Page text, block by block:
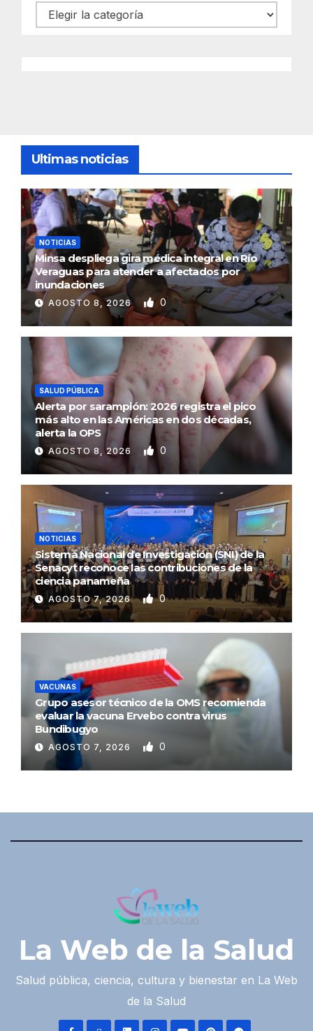
Categorías
Ultimas noticias
NOTICIAS
Minsa despliega gira médica integral en Río
Veraguas para atender a afectados por
inundaciones
AGOSTO 8, 2026 0
SALUD PÚBLICA
Alerta por sarampión: 2026 registra el pico
más alto en las Américas en dos décadas,
alerta la OPS
AGOSTO 8, 2026 0
NOTICIAS
Sistema Nacional de Investigación (SNI) de la
Senacyt reconoce las contribuciones de la
ciencia panameña
AGOSTO 7, 2026 0
VACUNAS
Grupo asesor técnico de la OMS recomienda
evaluar la vacuna Ervebo contra virus
Bundibugyo
AGOSTO 7, 2026 0
La Web de la Salud
Salud pública, ciencia, cultura y bienestar en La Web
de la Salud